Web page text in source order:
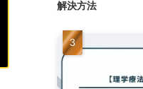
解決方法